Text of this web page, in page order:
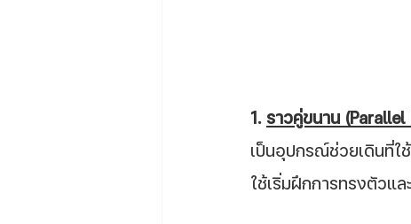
1. ราวคู่ขนาน (Parallel
เป็นอุปกรณ์ช่วยเดินที่
ใช้เริ่มฝึกการทรงตัวแล